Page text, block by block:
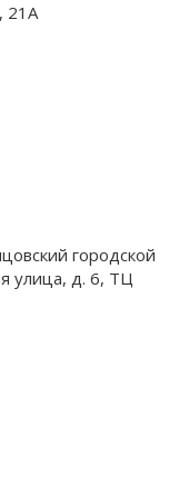
21А
городской
улица, д. 6, ТЦ